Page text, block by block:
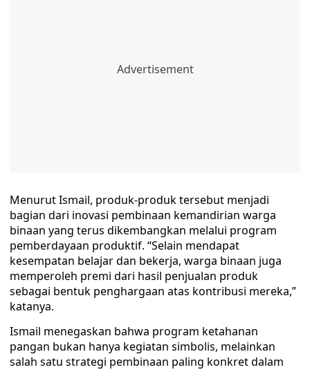
Menurut Ismail, produk-produk tersebut menjadi
bagian dari inovasi pembinaan kemandirian warga
binaan yang terus dikembangkan melalui program
pemberdayaan produktif. “Selain mendapat
kesempatan belajar dan bekerja, warga binaan juga
memperoleh premi dari hasil penjualan produk
sebagai bentuk penghargaan atas kontribusi mereka,”
katanya.
Ismail menegaskan bahwa program ketahanan
pangan bukan hanya kegiatan simbolis, melainkan
salah satu strategi pembinaan paling konkret dalam